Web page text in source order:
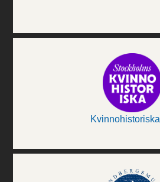
Kvinnohistoriska